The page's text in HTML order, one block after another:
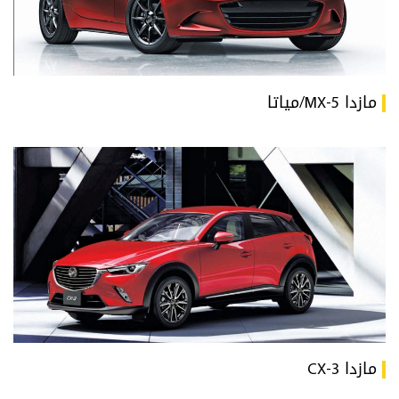
مازدا MX-5/مياتا
مازدا CX-3